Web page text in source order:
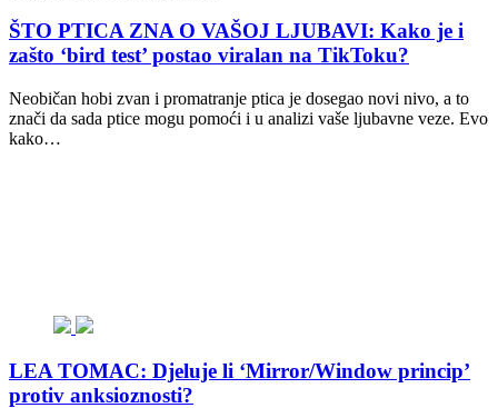
ŠTO PTICA ZNA O VAŠOJ LJUBAVI: Kako je i
zašto ‘bird test’ postao viralan na TikToku?
Neobičan hobi zvan i promatranje ptica je dosegao novi nivo, a to
znači da sada ptice mogu pomoći i u analizi vaše ljubavne veze. Evo
kako…
LEA TOMAC: Djeluje li ‘Mirror/Window princip’
protiv anksioznosti?